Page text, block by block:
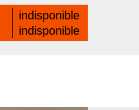
indisponible
indisponible